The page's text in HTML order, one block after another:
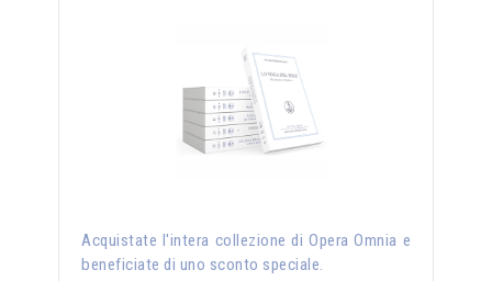
Acquistate l'intera collezione di Opera Omnia e
beneficiate di uno sconto speciale.